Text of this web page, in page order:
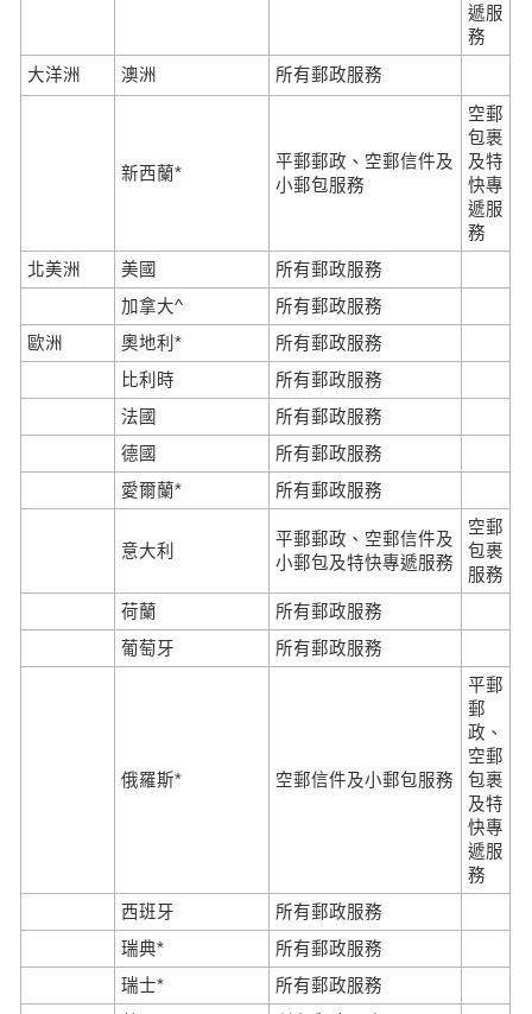
遞服
務
大洋洲
澳洲 所有郵政服務
新西蘭*
平郵郵政、空郵信件及
小郵包服務
空郵
包裹
及特
快專
遞服
務
北美洲
美國
所有郵政服務
加拿大^
所有郵政服務
歐洲
奧地利*
所有郵政服務
比利時
所有郵政服務
法國
所有郵政服務
德國
所有郵政服務
愛爾蘭*
所有郵政服務
意大利
平郵郵政、空郵信件及
小郵包及特快專遞服務
空郵
包裹
服務
荷蘭
所有郵政服務
葡萄牙
所有郵政服務
俄羅斯* 空郵信件及小郵包服務
平郵
郵
政、
空郵
包裹
及特
快專
遞服
務
西班牙
所有郵政服務
瑞典*
所有郵政服務
瑞士*
所有郵政服務